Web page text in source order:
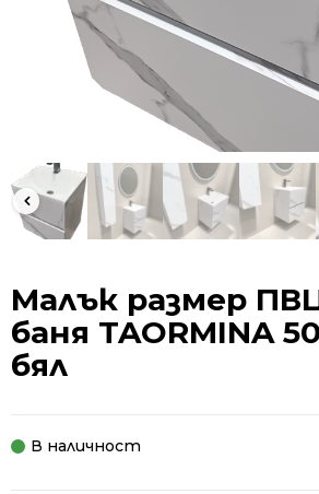
Малък размер
баня TAORMINA
бял
В наличност